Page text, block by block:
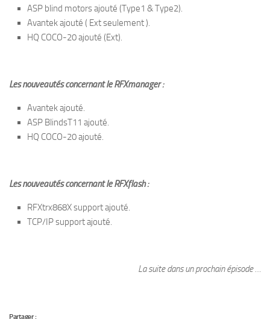
ASP blind motors ajouté (Type1 & Type2).
Avantek ajouté ( Ext seulement ).
HQ COCO-20 ajouté (Ext).
Les nouveautés concernant le RFXmanager :
Avantek ajouté.
ASP BlindsT11 ajouté.
HQ COCO-20 ajouté.
Les nouveautés concernant le RFXflash :
RFXtrx868X support ajouté.
TCP/IP support ajouté.
La suite dans un prochain épisode …
Partager :